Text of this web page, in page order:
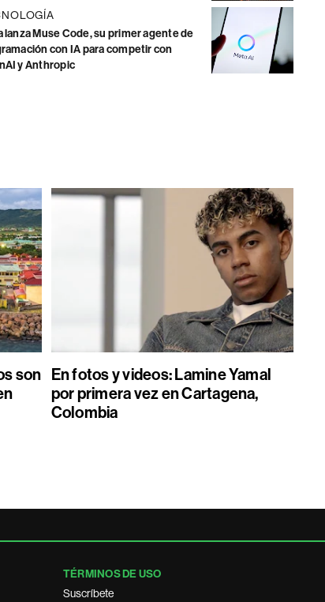
lanza Muse Code, su primer agente de
con IA para competir con
y Anthropic
son En fotos y videos: Lamine Yamal
por primera vez en Cartagena,
Colombia
TÉRMINOS DE USO
Suscríbete